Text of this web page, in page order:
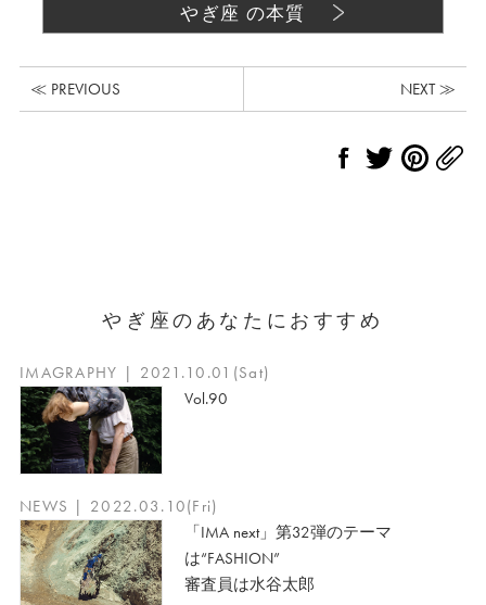
やぎ座 の本質
≪ PREVIOUS NEXT ≫
やぎ座のあなたにおすすめ
IMAGRAPHY | 2021.10.01(Sat)
Vol.90
NEWS | 2022.03.10(Fri)
「IMA next」第32弾のテーマ
は“FASHION”
審査員は水谷太郎